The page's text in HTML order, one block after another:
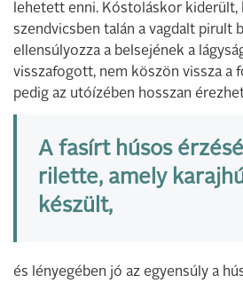
lehetett enni. Kóstoláskor kiderült,
szendvicsben talán a vagdalt pirult
ellensúlyozza a belsejének a
visszafogott, nem köszön vissza a
pedig az utóízében hosszan
A fasírt húsos
rilette, amely
készült,
és lényegében jó az egyensúly a